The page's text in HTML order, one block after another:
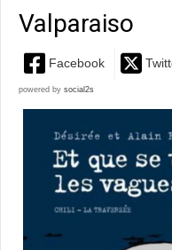
Valparaiso
Facebook
powered by social2s